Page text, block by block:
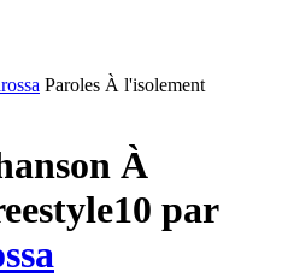
Paroles À l'isolement
À
par